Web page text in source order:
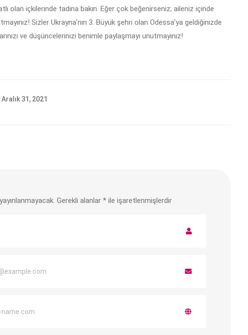
olan içkilerinde tadına bakın. Eğer çok beğenirseniz; aileniz içinde
Sizler Ukrayna’nın 3. Büyük şehri olan Odessa’ya geldiğinizde
ve düşüncelerinizi benimle paylaşmayı unutmayınız!
Aralık 31, 2021
Gerekli alanlar * ile işaretlenmişlerdir